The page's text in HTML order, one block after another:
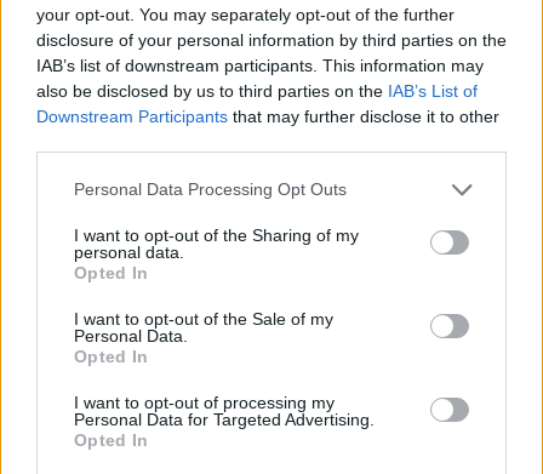
your opt-out. You may separately opt-out of the further
disclosure of your personal information by third parties on the
IAB’s list of downstream participants. This information may
also be disclosed by us to third parties on the IAB’s List of
Downstream Participants that may further disclose it to other
Personal Data Processing Opt Outs
I want to opt-out of the Sharing of my
personal data.
Opted In
I want to opt-out of the Sale of my
Personal Data.
Opted In
I want to opt-out of processing my
Personal Data for Targeted Advertising.
Opted In
Szerzői jogok
Adatvédelmi tájékoztató
Cookie-kezelési tájékoztató
Hozzászólási szabályzat
Nyomtatott lapjaink archívuma
Székely Hírmondó archívuma
Sütibeállítások
Médiatér